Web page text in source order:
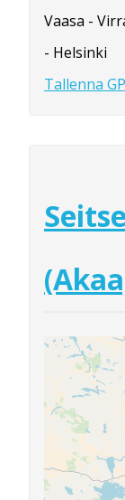
Vaasa -
- Helsinki
Tallenna